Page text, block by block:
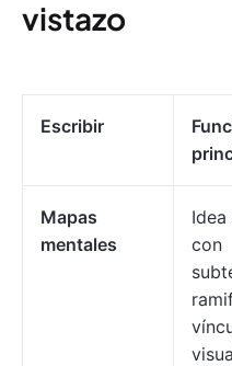
vistazo
Escribir
Mapas
mentales
con